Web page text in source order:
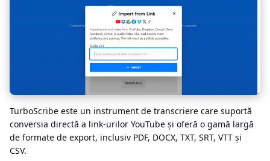
TurboScribe este un instrument de transcriere care suportă
conversia directă a link-urilor YouTube și oferă o gamă largă
de formate de export, inclusiv PDF, DOCX, TXT, SRT, VTT și
CSV.